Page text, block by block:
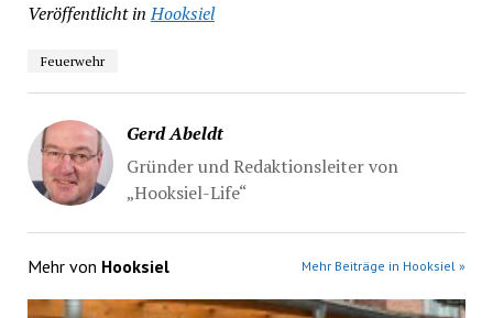
Veröffentlicht in Hooksiel
Feuerwehr
Gerd Abeldt
Gründer und Redaktionsleiter von
„Hooksiel-Life“
Mehr von Hooksiel Mehr Beiträge in Hooksiel »